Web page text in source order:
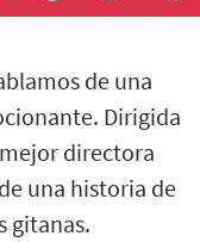
de una
Dirigida
directora
una historia de
gitanas.